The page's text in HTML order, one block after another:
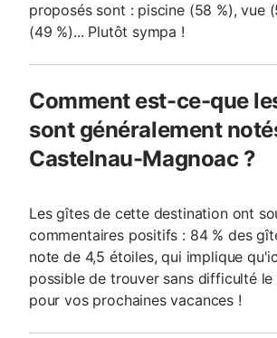
proposés sont : piscine (58 %), vue
(49 %)... Plutôt sympa !
Comment est-ce-que
sont généralement
Castelnau-Magnoac ?
Les gîtes de cette destination ont
commentaires positifs : 84 % des
note de 4,5 étoiles, qui implique
possible de trouver sans difficulté
pour vos prochaines vacances !